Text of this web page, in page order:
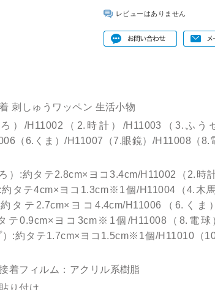
レビューはありません
刺しゅうワッペン 生活小物
）/H11002（2.時計）/H11003（3.ふう
（6.くま）/H11007（7.眼鏡）/H11008（8.
）:約タテ2.8cm×ヨコ3.4cm/H11002（2.時
タテ4cm×ヨコ1.3cm※1個/H11004（4.木
タテ2.7cm×ヨコ4.4cm/H11006（6.くま
テ0.9cm×ヨコ3cm※1個/H11008（8.電球
:約タテ1.7cm×ヨコ1.5cm※1個/H11010（
フィルム：アクリル系樹脂
り付け